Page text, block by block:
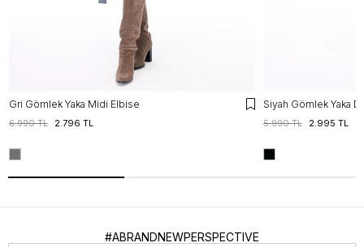
Gri Gömlek Yaka Midi Elbise
2.796 TL
6.990 TL
Siyah Gömlek Yaka
2.995 TL
5.990 TL
#ABRANDNEWPERSPECTIVE